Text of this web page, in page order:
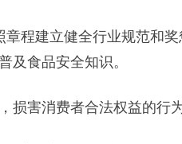
建立健全行业规范和奖
及食品安全知识。
害消费者合法权益的行为